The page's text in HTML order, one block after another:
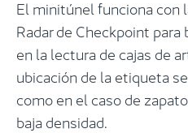
El minitúnel funciona con
Radar de Checkpoint
en la lectura de cajas de
ubicación de la etiqueta
como en el caso de
baja densidad.